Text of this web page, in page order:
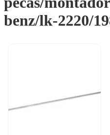
benz/lk-2220/